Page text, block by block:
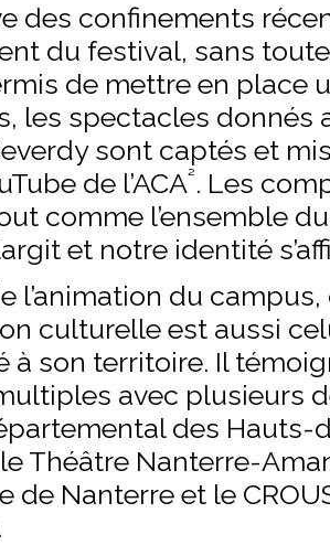
des confinements
du festival, sans
de mettre en place
les spectacles donnés
sont captés et
de l’ACA². Les
comme l’ensemble
et notre identité
l’animation du
culturelle est aussi
à son territoire. Il
avec plusieurs
des Hauts-
Théâtre Nanterre-
de Nanterre et le